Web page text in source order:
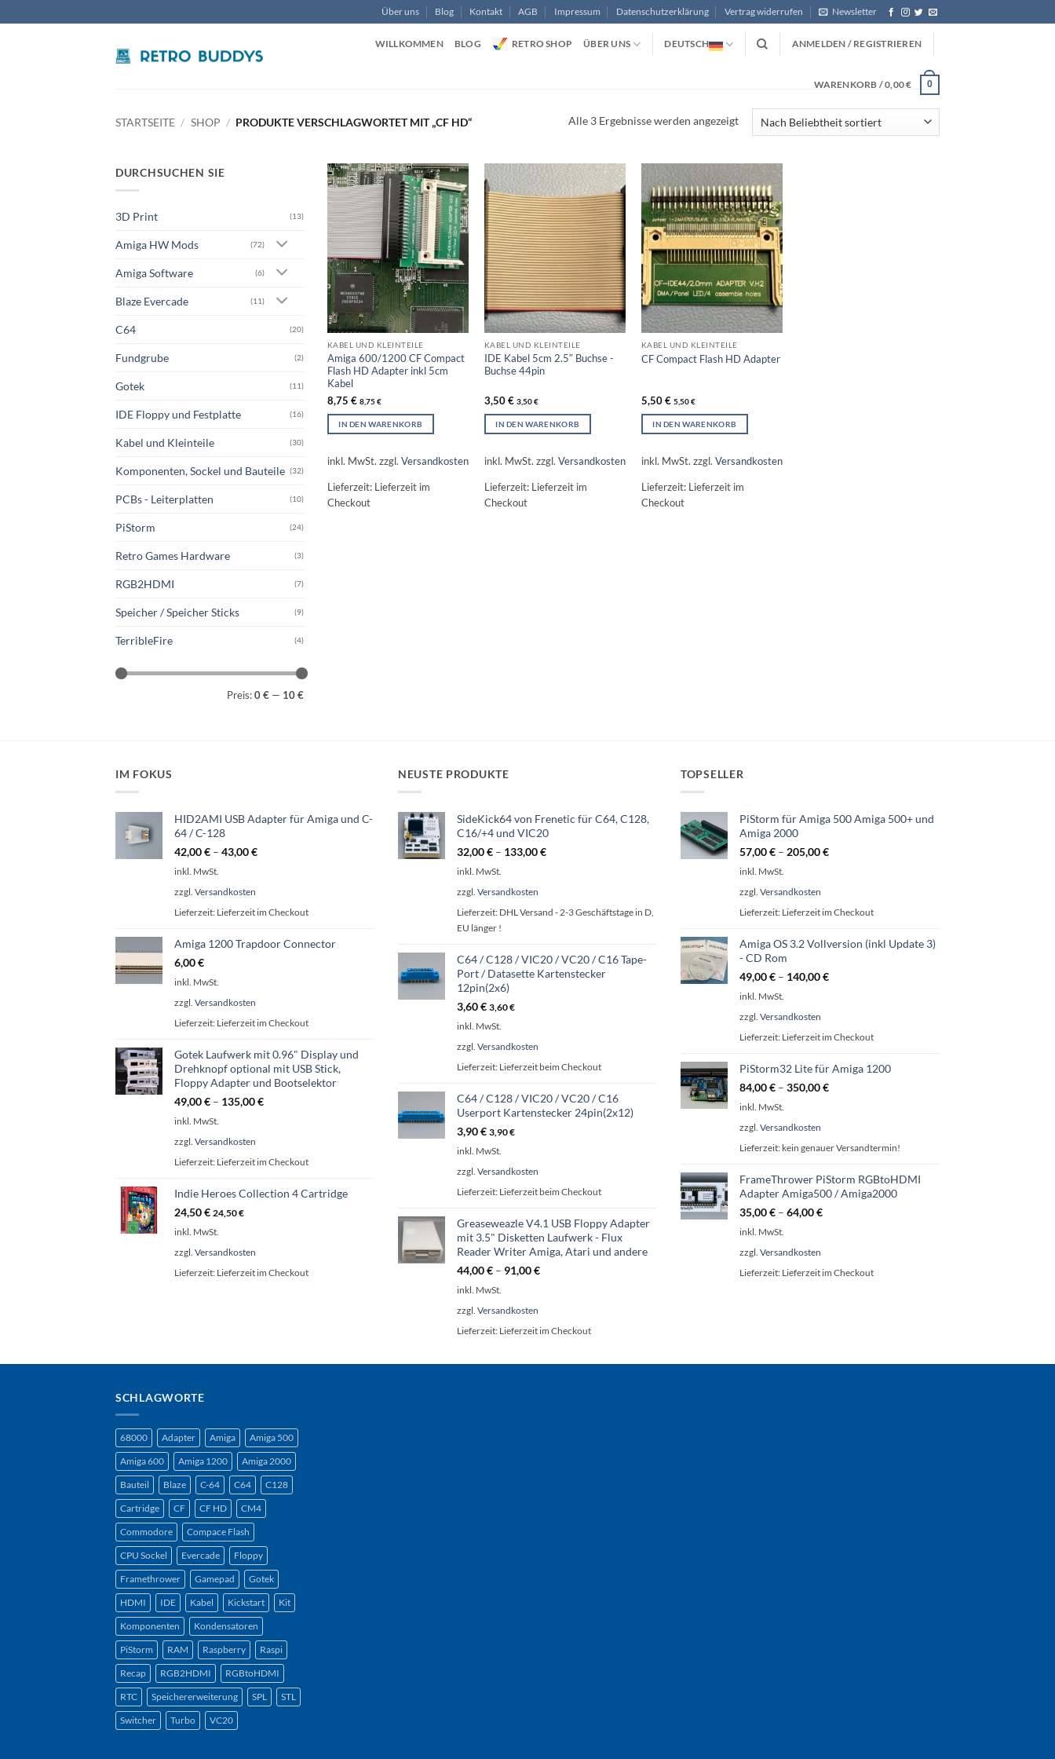
Inhalt
Über uns Blog Kontakt AGB Impressum Datenschutzerklärung Vertrag widerrufen Newsletter
WILLKOMMEN BLOG RETRO SHOP ÜBER UNS DEUTSCH ANMELDEN / REGISTRIEREN
WARENKORB /0,00€ 0
STARTSEITE / SHOP / PRODUKTE VERSCHLAGWORTET MIT „CF HD“ Alle 3 Ergebnisse werden angezeigtNach
Beliebtheit
DURCHSUCHEN SIE
3D Print (13)
Amiga HW Mods (72)
Amiga Software (6)
Blaze Evercade (11)
C64 (20)
Fundgrube (2)
Gotek (11)
IDE Floppy und Festplatte (16)
Kabel und Kleinteile (30)
Komponenten, Sockel und Bauteile (32)
PCBs - Leiterplatten (10)
PiStorm (24)
Retro Games Hardware (3)
RGB2HDMI (7)
Speicher / Speicher Sticks (9)
TerribleFire (4)
Preis: 0 € — 10 €
KABEL UND KLEINTEILE
Amiga 600/1200 CF Compact
Flash HD Adapter inkl 5cm
Kabel
8,75 € 8,75€
IN DEN WARENKORB
inkl. MwSt. zzgl. Versandkosten
Lieferzeit: Lieferzeit im
Checkout
KABEL UND KLEINTEILE
IDE Kabel 5cm 2.5″ Buchse -
Buchse 44pin
3,50€ 3,50€
IN DEN WARENKORB
inkl. MwSt. zzgl. Versandkosten
Lieferzeit: Lieferzeit im
Checkout
KABEL UND KLEINTEILE
CF Compact Flash HD Adapter
5,50€ 5,50€
IN DEN WARENKORB
inkl. MwSt. zzgl. Versandkosten
Lieferzeit: Lieferzeit im
Checkout
IM FOKUS
HID2AMI USB Adapter für Amiga und C-
64 / C-128
42,00€ – 43,00€
inkl. MwSt.
zzgl. Versandkosten
Lieferzeit: Lieferzeit im Checkout
Amiga 1200 Trapdoor Connector
6,00€
inkl. MwSt.
zzgl. Versandkosten
Lieferzeit: Lieferzeit im Checkout
Gotek Laufwerk mit 0.96" Display und
Drehknopf optional mit USB Stick,
Floppy Adapter und Bootselektor
49,00€ – 135,00€
inkl. MwSt.
zzgl. Versandkosten
Lieferzeit: Lieferzeit im Checkout
Indie Heroes Collection 4 Cartridge
24,50€ 24,50€
inkl. MwSt.
zzgl. Versandkosten
Lieferzeit: Lieferzeit im Checkout
NEUSTE PRODUKTE
SideKick64 von Frenetic für C64, C128,
C16/+4 und VIC20
32,00€ – 133,00€
inkl. MwSt.
zzgl. Versandkosten
Lieferzeit: DHL Versand - 2-3 Geschäftstage in D,
EU länger !
C64 / C128 / VIC20 / VC20 / C16 Tape-
Port / Datasette Kartenstecker
12pin(2x6)
3,60€ 3,60€
inkl. MwSt.
zzgl. Versandkosten
Lieferzeit: Lieferzeit beim Checkout
C64 / C128 / VIC20 / VC20 / C16
Userport Kartenstecker 24pin(2x12)
3,90€ 3,90€
inkl. MwSt.
zzgl. Versandkosten
Lieferzeit: Lieferzeit beim Checkout
Greaseweazle V4.1 USB Floppy Adapter
mit 3.5" Disketten Laufwerk - Flux
Reader Writer Amiga, Atari und andere
44,00€ – 91,00€
inkl. MwSt.
zzgl. Versandkosten
Lieferzeit: Lieferzeit im Checkout
TOPSELLER
PiStorm für Amiga 500 Amiga 500+ und
Amiga 2000
57,00€ – 205,00€
inkl. MwSt.
zzgl. Versandkosten
Lieferzeit: Lieferzeit im Checkout
Amiga OS 3.2 Vollversion (inkl Update 3)
- CD Rom
49,00€ – 140,00€
inkl. MwSt.
zzgl. Versandkosten
Lieferzeit: Lieferzeit im Checkout
PiStorm32 Lite für Amiga 1200
84,00€ – 350,00€
inkl. MwSt.
zzgl. Versandkosten
Lieferzeit: kein genauer Versandtermin!
FrameThrower PiStorm RGBtoHDMI
Adapter Amiga500 / Amiga2000
35,00€ – 64,00€
inkl. MwSt.
zzgl. Versandkosten
Lieferzeit: Lieferzeit im Checkout
SCHLAGWORTE
68000 Adapter Amiga Amiga 500
Amiga 600 Amiga 1200 Amiga 2000
Bauteil Blaze C-64 C64 C128
Cartridge CF CF HD CM4
Commodore Compace Flash
CPU Sockel Evercade Floppy
Framethrower Gamepad Gotek
HDMI IDE Kabel Kickstart Kit
Komponenten Kondensatoren
PiStorm RAM Raspberry Raspi
Recap RGB2HDMI RGBtoHDMI
RTC Speichererweiterung SPL STL
Switcher Turbo VC20